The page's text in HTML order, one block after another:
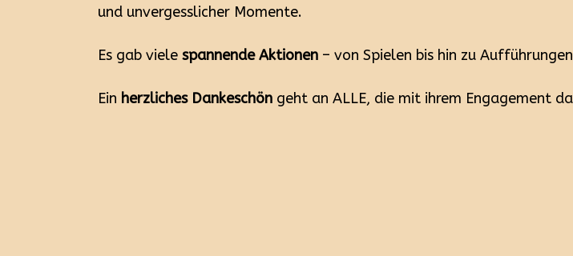
und unvergesslicher Momente.
Es gab viele spannende Aktionen – von Spielen bis hin zu
Ein herzliches Dankeschön geht an ALLE, die mit ihrem Engagement